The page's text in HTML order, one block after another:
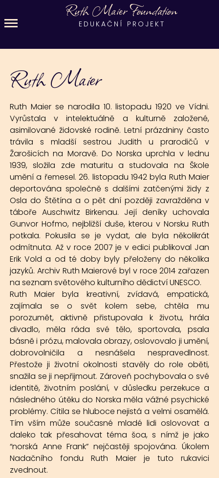
Ruth Maier Foundation
EDUKAČNÍ PROJEKT
Ruth Maier
Ruth Maier se narodila 10. listopadu 1920 ve Vídni.
Vyrůstala v intelektuálně a kulturně založené,
asimilované židovské rodině. Letní prázdniny často
trávila s mladší sestrou Judith u prarodičů v
Žarošicích na Moravě. Do Norska uprchla v lednu
1939, složila zde maturitu a studovala na Škole
umění a řemesel. 26. listopadu 1942 byla Ruth Maier
deportována společně s dalšími zatčenými židy z
Osla do Štětína a o pět dní později zavražděna v
táboře Auschwitz Birkenau. Její deníky uchovala
Gunvor Hofmo, nejbližší duše, kterou v Norsku Ruth
potkala. Pokusila se je vydat, ale byla několikrát
odmítnuta. Až v roce 2007 je v edici publikoval Jan
Erik Vold a od té doby byly přeloženy do několika
jazyků. Archiv Ruth Maierové byl v roce 2014 zařazen
na seznam světového kulturního dědictví UNESCO.
Ruth Maier byla kreativní, zvídavá, empatická,
zajímala se o svět kolem sebe, chtěla mu
porozumět, aktivně přistupovala k životu, hrála
divadlo, měla ráda své tělo, sportovala, psala
básně i prózu, malovala obrazy, oslovovalo ji umění,
dobrovolničila a nesnášela nespravedlnost.
Přestože ji životní okolnosti stavěly do role oběti,
snažila se ji nepřijmout. Zároveň pochybovala o své
identitě, životním poslání, v důsledku perzekuce a
následného útěku do Norska měla vážné psychické
problémy. Cítila se hluboce nejistá a velmi osamělá.
Tím vším může současné mladé lidi oslovovat a
daleko tak přesahovat téma šoa, s nímž je jako
“norská Anne Frank” nejčastěji spojována. Úkolem
Nadačního fondu Ruth Maier je tuto rukavici
zvednout.